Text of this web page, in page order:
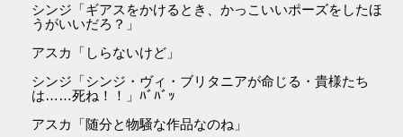
シンジ「ギアスをかけるとき、かっこいいポーズをしたほ
うがいいだろ？」
アスカ「しらないけど」
シンジ「シンジ・ヴィ・ブリタニアが命じる・貴様たち
は……死ね！！」ﾊﾞﾊﾞｯ
アスカ「随分と物騒な作品なのね」